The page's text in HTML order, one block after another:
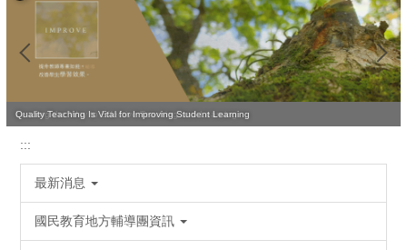
Leading the Way to Effective Teaching and Learning
Quality Teaching Is Vital for Improving Student Learning
:::
最新消息
國民教育地方輔導團資訊